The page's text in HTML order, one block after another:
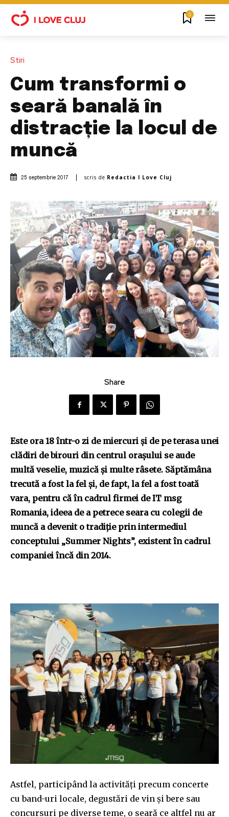
0
Stiri
Cum transformi o
seară banală în
distracție la locul de
muncă
25 septembrie 2017 scris de Redactia I Love Cluj
Share
Este ora 18 într-o zi de miercuri și de pe terasa unei
clădiri de birouri din centrul orașului se aude
multă veselie, muzică și multe râsete. Săptămâna
trecută a fost la fel și, de fapt, la fel a fost toată
vara, pentru că în cadrul firmei de IT msg
Romania, ideea de a petrece seara cu colegii de
muncă a devenit o tradiție prin intermediul
conceptului „Summer Nights”, existent în cadrul
companiei încă din 2014.
Astfel, participând la activități precum concerte
cu band-uri locale, degustări de vin şi bere sau
concursuri pe diverse teme, o seară ce altfel nu ar